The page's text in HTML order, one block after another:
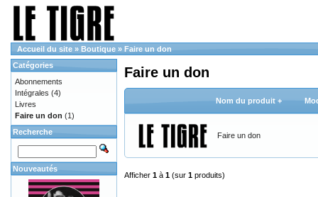
Accueil du site » Boutique » Faire un don
Faire un don
Nom du produit +
Faire un don
Afficher 1 à 1 (sur 1 produits)
Catégories
Abonnements
Intégrales (4)
Livres
Faire un don (1)
Recherche
Nouveautés